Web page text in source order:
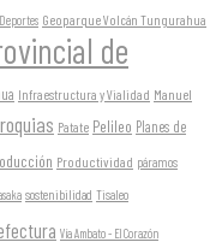
Geoparque Volcán Tungurahua
de
Infraestructura y Vialidad Manuel
Patate Pelileo Planes de
Productividad páramos
sostenibilidad Tisaleo
Vía Ambato - El Corazón